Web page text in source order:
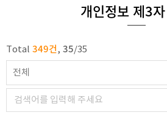
개인정보 제3
Total 349건, 35/35
전체